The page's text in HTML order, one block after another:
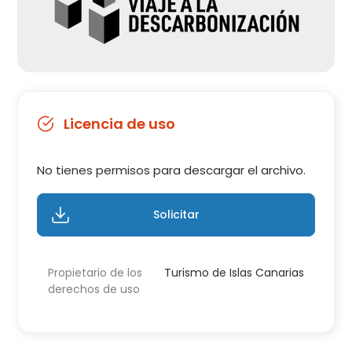
Licencia de uso
No tienes permisos para descargar el archivo.
Solicitar
Propietario de los
derechos de uso
Turismo de Islas Canarias